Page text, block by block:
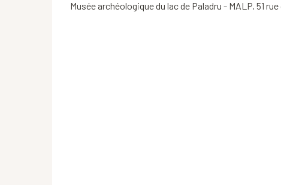
Musée archéologique du lac de Paladru - MALP, 51